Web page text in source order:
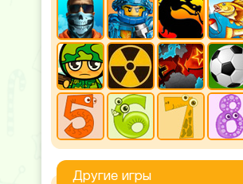
Другие игры